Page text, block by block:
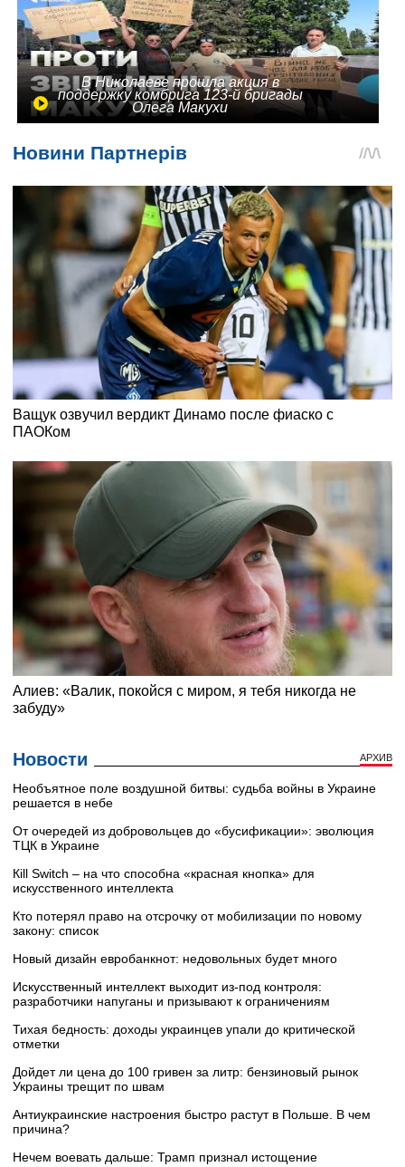
В Николаеве прошла акция в
поддержку комбрига 123-й бригады
Олега Макухи
Новости АРХИВ
Необъятное поле воздушной битвы: судьба войны в Украине
решается в небе
От очередей из добровольцев до «бусификации»: эволюция
ТЦК в Украине
Кill Switch – на что способна «красная кнопка» для
искусственного интеллекта
Кто потерял право на отсрочку от мобилизации по новому
закону: список
Новый дизайн евробанкнот: недовольных будет много
Искусственный интеллект выходит из-под контроля:
разработчики напуганы и призывают к ограничениям
Тихая бедность: доходы украинцев упали до критической
отметки
Дойдет ли цена до 100 гривен за литр: бензиновый рынок
Украины трещит по швам
Антиукраинские настроения быстро растут в Польше. В чем
причина?
Нечем воевать дальше: Трамп признал истощение